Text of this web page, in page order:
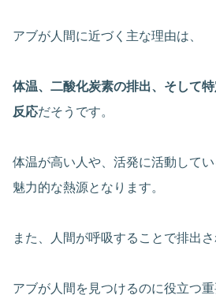
アブが人間に近づく主な理由は、
体温、二酸化炭素の排出、そして
反応だそうです。
体温が高い人や、活発に活動して
魅力的な熱源となります。
また、人間が呼吸することで排出さ
アブが人間を見つけるのに役立つ重